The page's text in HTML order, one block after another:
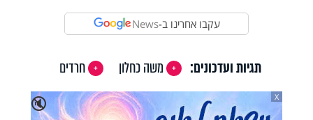
עקבו אחרינו ב-News
תגיות ועדכונים: משה כחלון
חרדים
🔇
X